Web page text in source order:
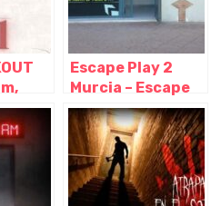
Escape Play 2
Murcia – Escape
Room, Murcia –
Murcia